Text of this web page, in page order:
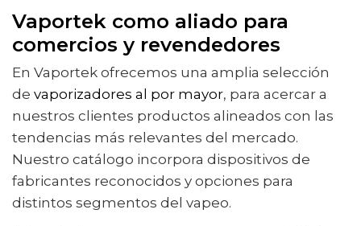
Vaportek como aliado para
comercios y revendedores
En Vaportek ofrecemos una amplia selección
de vaporizadores al por mayor, para acercar a
nuestros clientes productos alineados con las
tendencias más relevantes del mercado.
Nuestro catálogo incorpora dispositivos de
fabricantes reconocidos y opciones para
distintos segmentos del vapeo.